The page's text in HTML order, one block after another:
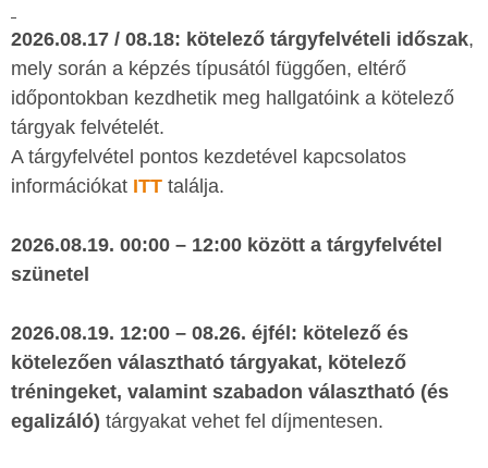
2026.08.17 / 08.18: kötelező tárgyfelvételi időszak,
mely során a képzés típusától függően, eltérő
időpontokban kezdhetik meg hallgatóink a kötelező
tárgyak felvételét.
A tárgyfelvétel pontos kezdetével kapcsolatos
információkat ITT találja.
2026.08.19. 00:00 – 12:00 között a tárgyfelvétel
szünetel
2026.08.19. 12:00 – 08.26. éjfél: kötelező és
kötelezően választható tárgyakat, kötelező
tréningeket, valamint szabadon választható (és
egalizáló) tárgyakat vehet fel díjmentesen.